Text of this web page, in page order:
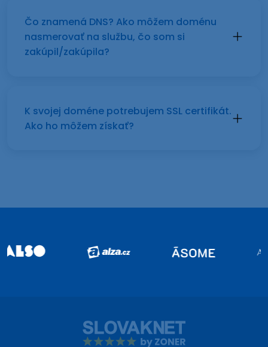
Čo znamená DNS? Ako môžem doménu
nasmerovať na službu, čo som si
zakúpil/zakúpila?
K svojej doméne potrebujem SSL certifikát.
Ako ho môžem získať?